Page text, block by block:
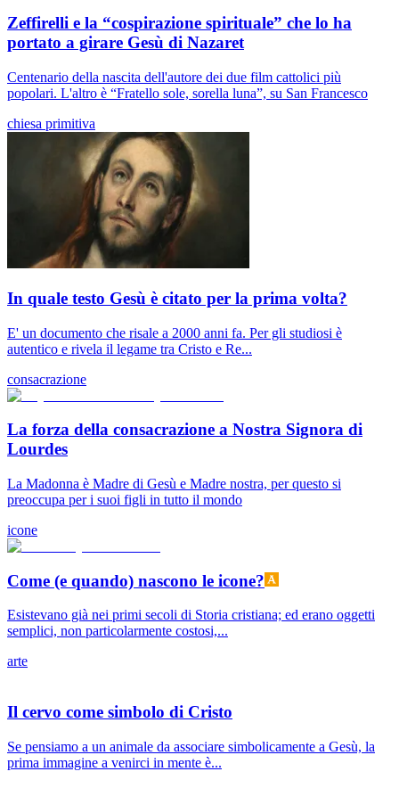
Zeffirelli e la “cospirazione spirituale” che lo ha
portato a girare Gesù di Nazaret
Centenario della nascita dell'autore dei due film cattolici più
popolari. L'altro è “Fratello sole, sorella luna”, su San Francesco
chiesa primitiva
In quale testo Gesù è citato per la prima volta?
E' un documento che risale a 2000 anni fa. Per gli studiosi è
autentico e rivela il legame tra Cristo e Re...
consacrazione
La forza della consacrazione a Nostra Signora di
Lourdes
La Madonna è Madre di Gesù e Madre nostra, per questo si
preoccupa per i suoi figli in tutto il mondo
icone
Come (e quando) nascono le icone?
Esistevano già nei primi secoli di Storia cristiana; ed erano oggetti
semplici, non particolarmente costosi,...
arte
Il cervo come simbolo di Cristo
Se pensiamo a un animale da associare simbolicamente a Gesù, la
prima immagine a venirci in mente è...